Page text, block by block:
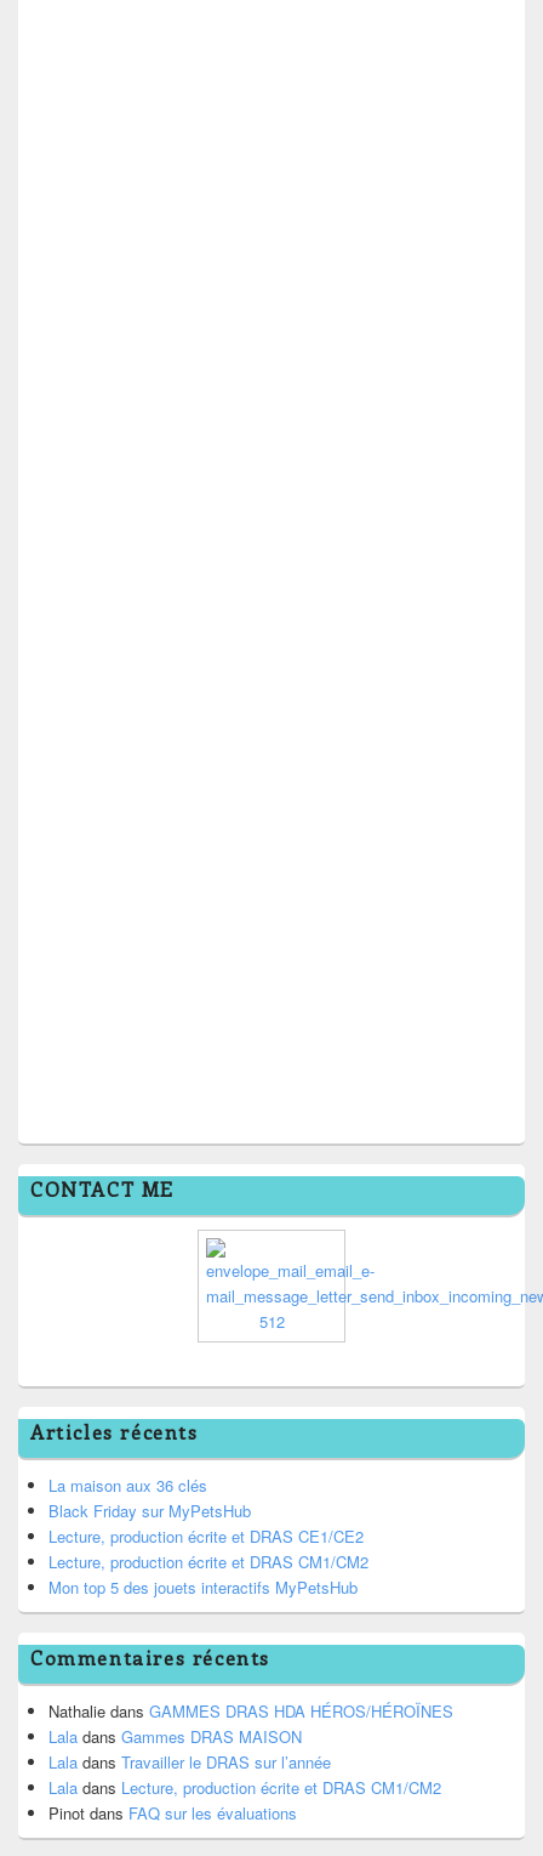
CONTACT ME
Articles récents
La maison aux 36 clés
Black Friday sur MyPetsHub
Lecture, production écrite et DRAS CE1/CE2
Lecture, production écrite et DRAS CM1/CM2
Mon top 5 des jouets interactifs MyPetsHub
Commentaires récents
Nathalie dans GAMMES DRAS HDA HÉROS/HÉROÏNES
Lala dans Gammes DRAS MAISON
Lala dans Travailler le DRAS sur l’année
Lala dans Lecture, production écrite et DRAS CM1/CM2
Pinot dans FAQ sur les évaluations